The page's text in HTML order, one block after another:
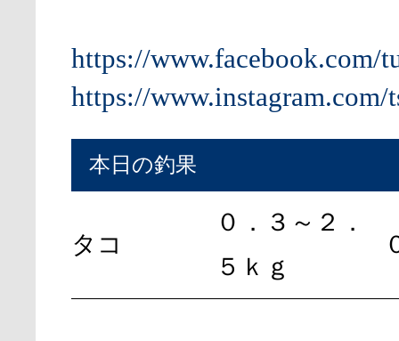
https://www.facebook.com/
https://www.instagram.com/
本日の釣果
タコ
０．３～２．
５ｋｇ